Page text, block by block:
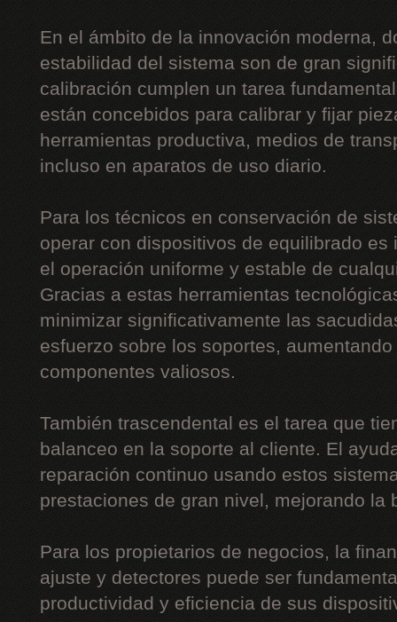
En el ámbito de la innovación moderna,
estabilidad del sistema son de gran
calibración cumplen un tarea
están concebidos para calibrar y fijar
herramientas productiva, medios de
incluso en aparatos de uso diario.
Para los técnicos en conservación de
operar con dispositivos de equilibrado es
el operación uniforme y estable de
Gracias a estas herramientas
minimizar significativamente las
esfuerzo sobre los soportes,
componentes valiosos.
También trascendental es el tarea que
balanceo en la soporte al cliente. El
reparación continuo usando estos
prestaciones de gran nivel, mejorando la
Para los propietarios de negocios, la
ajuste y detectores puede ser
productividad y eficiencia de sus